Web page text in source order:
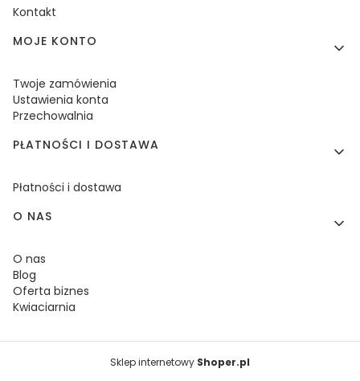
Kontakt
MOJE KONTO
Twoje zamówienia
Ustawienia konta
Przechowalnia
PŁATNOŚCI I DOSTAWA
Płatności i dostawa
O NAS
O nas
Blog
Oferta biznes
Kwiaciarnia
Sklep internetowy Shoper.pl